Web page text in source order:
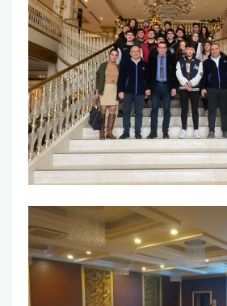
Uluslararasılaşma Faaliyetleri